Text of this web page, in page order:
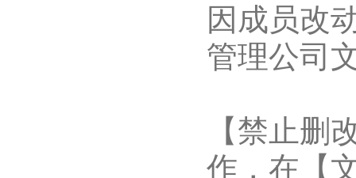
因成员改
管理公司
【禁止删
作，在【